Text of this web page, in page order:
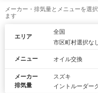
メーカー・排気量とメニューを選
ます
エリア
全国
市区町村選択な
メニュー オイル交換
メーカー
排気量
スズキ
イントルーダー